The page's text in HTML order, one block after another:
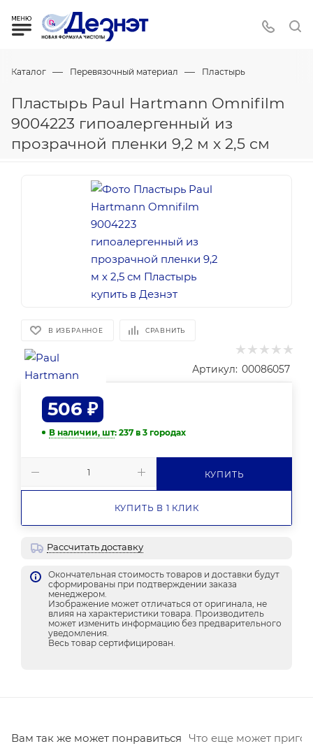
Каталог — Перевязочный материал — Пластырь
Пластырь Paul Hartmann Omnifilm
9004223 гипоалергенный из
прозрачной пленки 9,2 м х 2,5 см
В ИЗБРАННОЕ СРАВНИТЬ
Артикул: 00086057
506 ₽
В наличии, шт: 237 в 3 городах
КУПИТЬ
КУПИТЬ В 1 КЛИК
Рассчитать доставку
Окончательная стоимость товаров и доставки будут
сформированы при подтверждении заказа
менеджером.
Изображение может отличаться от оригинала, не
влияя на характеристики товара. Производитель
может изменить информацию без предварительного
уведомления.
Весь товар сертифицирован.
Вам так же может понравиться Что еще может